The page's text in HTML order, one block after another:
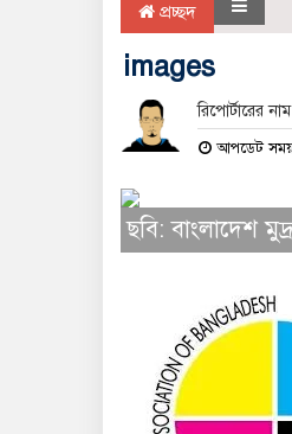
প্রচ্ছদ
images
রিপোর্টারের নাম
আপডেট সময়
ছবি: বাংলাদেশ